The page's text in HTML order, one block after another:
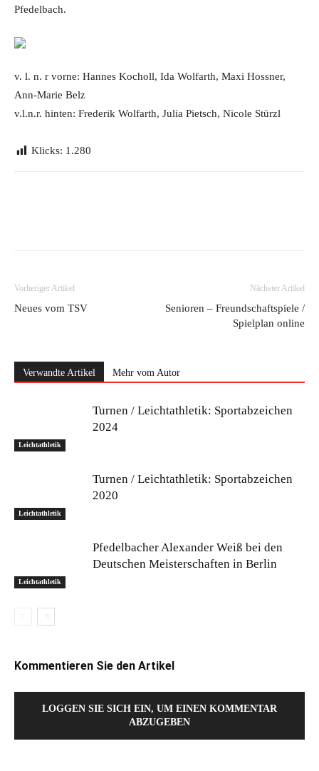
Pfedelbach.
v. l. n. r vorne: Hannes Kocholl, Ida Wolfarth, Maxi Hossner,
Ann-Marie Belz
v.l.n.r. hinten: Frederik Wolfarth, Julia Pietsch, Nicole Stürzl
Klicks: 1.280
Vorheriger Artikel
Neues vom TSV
Nächster Artikel
Senioren – Freundschaftspiele /
Spielplan online
Verwandte Artikel Mehr vom Autor
Leichtathletik
Turnen / Leichtathletik: Sportabzeichen
2024
Leichtathletik
Turnen / Leichtathletik: Sportabzeichen
2020
Leichtathletik
Pfedelbacher Alexander Weiß bei den
Deutschen Meisterschaften in Berlin
Kommentieren Sie den Artikel
LOGGEN SIE SICH EIN, UM EINEN KOMMENTAR
ABZUGEBEN